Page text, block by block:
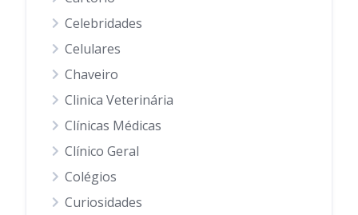
Celebridades
Celulares
Chaveiro
Clinica Veterinária
Clínicas Médicas
Clínico Geral
Colégios
Curiosidades